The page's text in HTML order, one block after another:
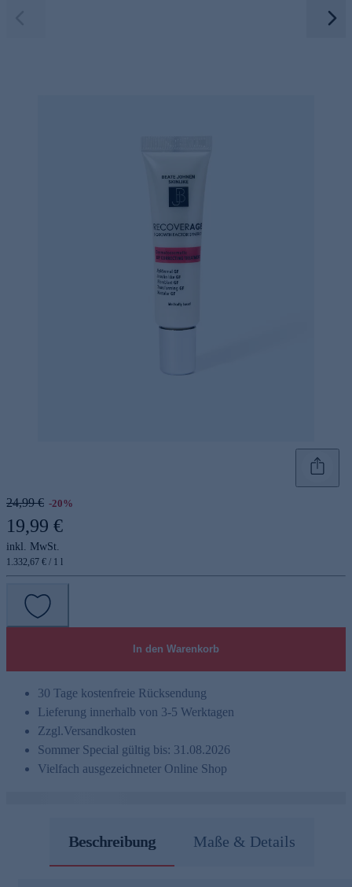
24,99 € -20%
19,99 €
inkl. MwSt.
1.332,67 € / 1 l
In den Warenkorb
30 Tage kostenfreie Rücksendung
Lieferung innerhalb von 3-5 Werktagen
Zzgl.Versandkosten
Sommer Special gültig bis: 31.08.2026
Vielfach ausgezeichneter Online Shop
Beschreibung Maße & Details